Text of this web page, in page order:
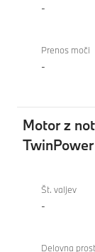
-
Prenos moči
-
Motor z
notranjim
M8
Coupé
Št. valjev
-
Delovna